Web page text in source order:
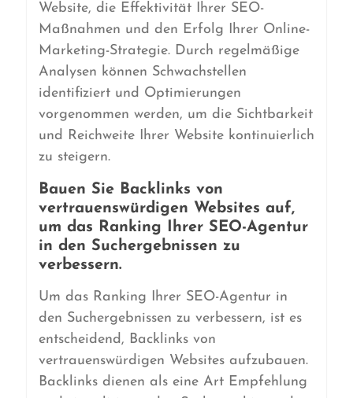
Website, die Effektivität Ihrer SEO-
Maßnahmen und den Erfolg Ihrer Online-
Marketing-Strategie. Durch regelmäßige
Analysen können Schwachstellen
identifiziert und Optimierungen
vorgenommen werden, um die Sichtbarkeit
und Reichweite Ihrer Website kontinuierlich
zu steigern.
Bauen Sie Backlinks von
vertrauenswürdigen Websites auf,
um das Ranking Ihrer SEO-Agentur
in den Suchergebnissen zu
verbessern.
Um das Ranking Ihrer SEO-Agentur in
den Suchergebnissen zu verbessern, ist es
entscheidend, Backlinks von
vertrauenswürdigen Websites aufzubauen.
Backlinks dienen als eine Art Empfehlung